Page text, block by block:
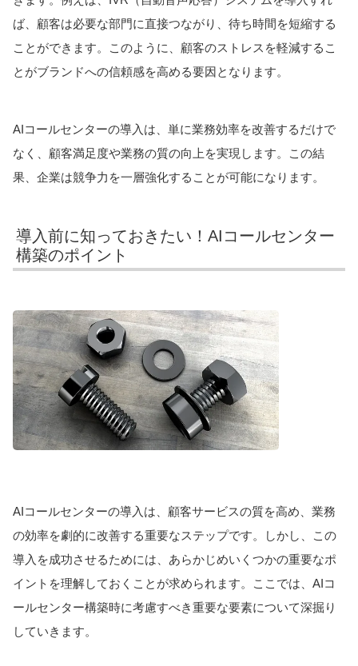
ば、顧客は必要な部門に直接つながり、待ち時間を短縮する
ことができます。このように、顧客のストレスを軽減するこ
とがブランドへの信頼感を高める要因となります。
AIコールセンターの導入は、単に業務効率を改善するだけで
なく、顧客満足度や業務の質の向上を実現します。この結
果、企業は競争力を一層強化することが可能になります。
導入前に知っておきたい！AIコールセンター
構築のポイント
AIコールセンターの導入は、顧客サービスの質を高め、業務
の効率を劇的に改善する重要なステップです。しかし、この
導入を成功させるためには、あらかじめいくつかの重要なポ
イントを理解しておくことが求められます。ここでは、AIコ
ールセンター構築時に考慮すべき重要な要素について深掘り
していきます。